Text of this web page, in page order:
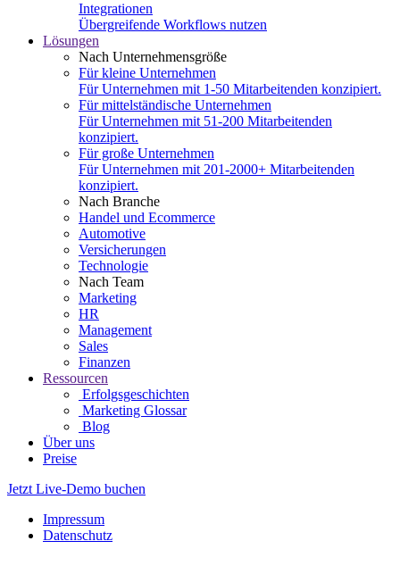
Integrationen
Übergreifende Workflows nutzen
Lösungen
Nach Unternehmensgröße
Für kleine Unternehmen
Für Unternehmen mit 1-50 Mitarbeitenden konzipiert.
Für mittelständische Unternehmen
Für Unternehmen mit 51-200 Mitarbeitenden
konzipiert.
Für große Unternehmen
Für Unternehmen mit 201-2000+ Mitarbeitenden
konzipiert.
Nach Branche
Handel und Ecommerce
Automotive
Versicherungen
Technologie
Nach Team
Marketing
HR
Management
Sales
Finanzen
Ressourcen
Erfolgsgeschichten
Marketing Glossar
Blog
Über uns
Preise
Jetzt Live-Demo buchen
Impressum
Datenschutz